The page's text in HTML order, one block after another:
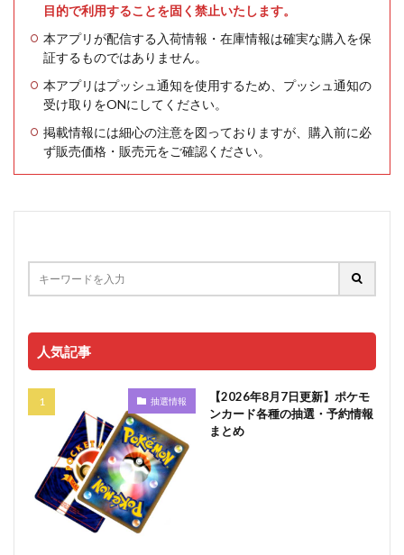
目的で利用することを固く禁止いたします。
本アプリが配信する入荷情報・在庫情報は確実な購入を保
証するものではありません。
本アプリはプッシュ通知を使用するため、プッシュ通知の
受け取りをONにしてください。
掲載情報には細心の注意を図っておりますが、購入前に必
ず販売価格・販売元をご確認ください。
人気記事
抽選情報
【2026年8月7日更新】ポケモ
ンカード各種の抽選・予約情報
まとめ